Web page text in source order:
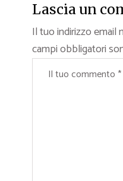
Lascia un
Il tuo indirizzo email
campi obbligatori